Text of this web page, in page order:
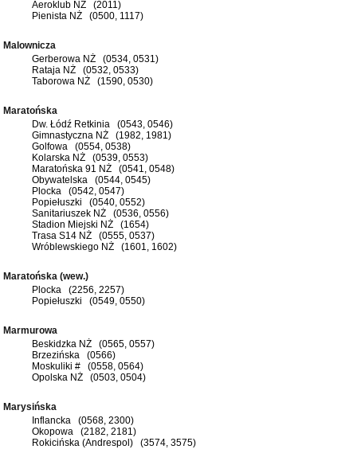
Aeroklub NŻ (2011)
Pienista NŻ (0500, 1117)
Malownicza
Gerberowa NŻ (0534, 0531)
Rataja NŻ (0532, 0533)
Taborowa NŻ (1590, 0530)
Maratońska
Dw. Łódź Retkinia (0543, 0546)
Gimnastyczna NŻ (1982, 1981)
Golfowa (0554, 0538)
Kolarska NŻ (0539, 0553)
Maratońska 91 NŻ (0541, 0548)
Obywatelska (0544, 0545)
Plocka (0542, 0547)
Popiełuszki (0540, 0552)
Sanitariuszek NŻ (0536, 0556)
Stadion Miejski NŻ (1654)
Trasa S14 NŻ (0555, 0537)
Wróblewskiego NŻ (1601, 1602)
Maratońska (wew.)
Plocka (2256, 2257)
Popiełuszki (0549, 0550)
Marmurowa
Beskidzka NŻ (0565, 0557)
Brzezińska (0566)
Moskuliki # (0558, 0564)
Opolska NŻ (0503, 0504)
Marysińska
Inflancka (0568, 2300)
Okopowa (2182, 2181)
Rokicińska (Andrespol) (3574, 3575)